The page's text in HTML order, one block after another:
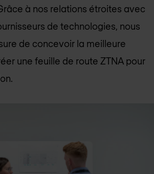
à nos relations étroites avec
de technologies, nous
de concevoir la meilleure
une feuille de route ZTNA pour